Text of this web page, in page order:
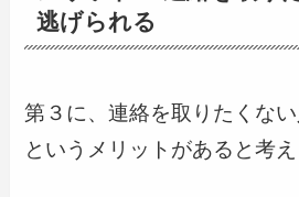
逃げられる
第３に、連絡を取りたくな
というメリットがあると考え